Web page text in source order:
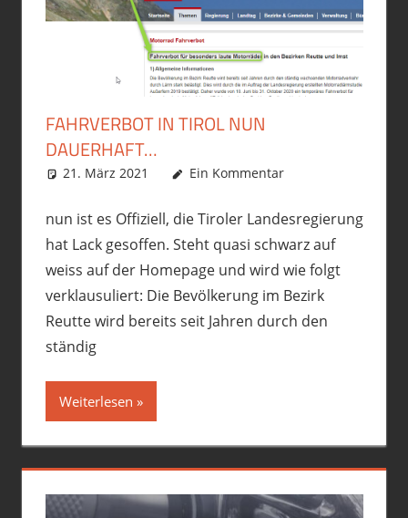
FAHRVERBOT IN TIROL NUN
DAUERHAFT…
21. März 2021 phil
Allgemein,Motorrad
Roller,Vespa GTS300
Ein Kommentar
nun ist es Offiziell, die Tiroler Landesregierung
hat Lack gesoffen. Steht quasi schwarz auf
weiss auf der Homepage und wird wie folgt
verklausuliert: Die Bevölkerung im Bezirk
Reutte wird bereits seit Jahren durch den
ständig
Weiterlesen